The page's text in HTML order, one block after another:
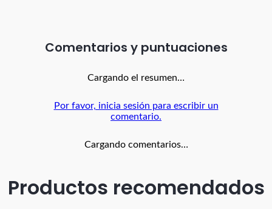
Kit x2 unidades Medida 45x45 (puede tener una variación
Calidad garantizada!!! Encuentra
Comentarios
Cargando el resumen…
Por favor, inicia sesión para escribir un
comentario.
Cargando comentarios…
Productos recomendados